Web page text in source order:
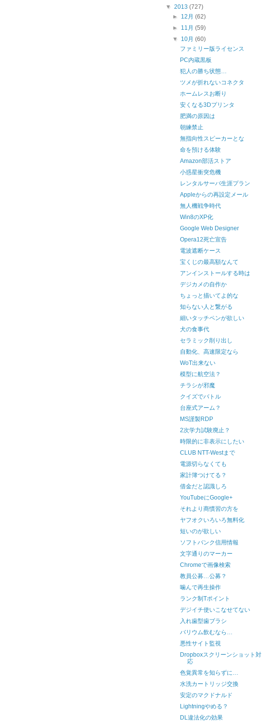
▼ 2013 (727)
► 12月(62)
► 11月(59)
▼ 10月(60)
ファミリー版ライセンス
PC内蔵黒板
犯人の勝ち状態…
ツメが折れないコネクタ
ホームレスお断り
安くなる3Dプリンタ
肥満の原因は
朝練禁止
無指向性スピーカーとな
命を預ける体験
Amazon部活ストア
小惑星衝突危機
レンタルサーバ生涯プラン
Appleからの再設定メール
無人機戦争時代
Win8のXP化
Google Web Designer
Opera12死亡宣告
電波遮断ケース
宝くじの最高額なんて
アンインストールする時は
デジカメの自作か
ちょっと描いてよ的な
知らない人と繋がる
細いタッチペンが欲しい
犬の食事代
セラミック削り出し
自動化、高速限定なら
WoT出来ない
模型に航空法？
チラシが邪魔
クイズでバトル
台座式アーム？
MS謹製RDP
2次学力試験廃止？
時限的に非表示にしたい
CLUB NTT-Westまで
電源切らなくても
家計簿つけてる？
借金だと認識しろ
YouTubeにGoogle+
それより商慣習の方を
ヤフオクいろいろ無料化
短いのが欲しい
ソフトバンク信用情報
文字通りのマーカー
Chromeで画像検索
教員公募…公募？
噛んで再生操作
ランク制Tポイント
デジイチ使いこなせてない
入れ歯型歯ブラシ
バリウム飲むなら…
悪性サイト監視
Dropboxスクリーンショット対
応
色覚異常を知らずに…
水洗カートリッジ交換
安定のマクドナルド
Lightningやめる？
DL違法化の効果